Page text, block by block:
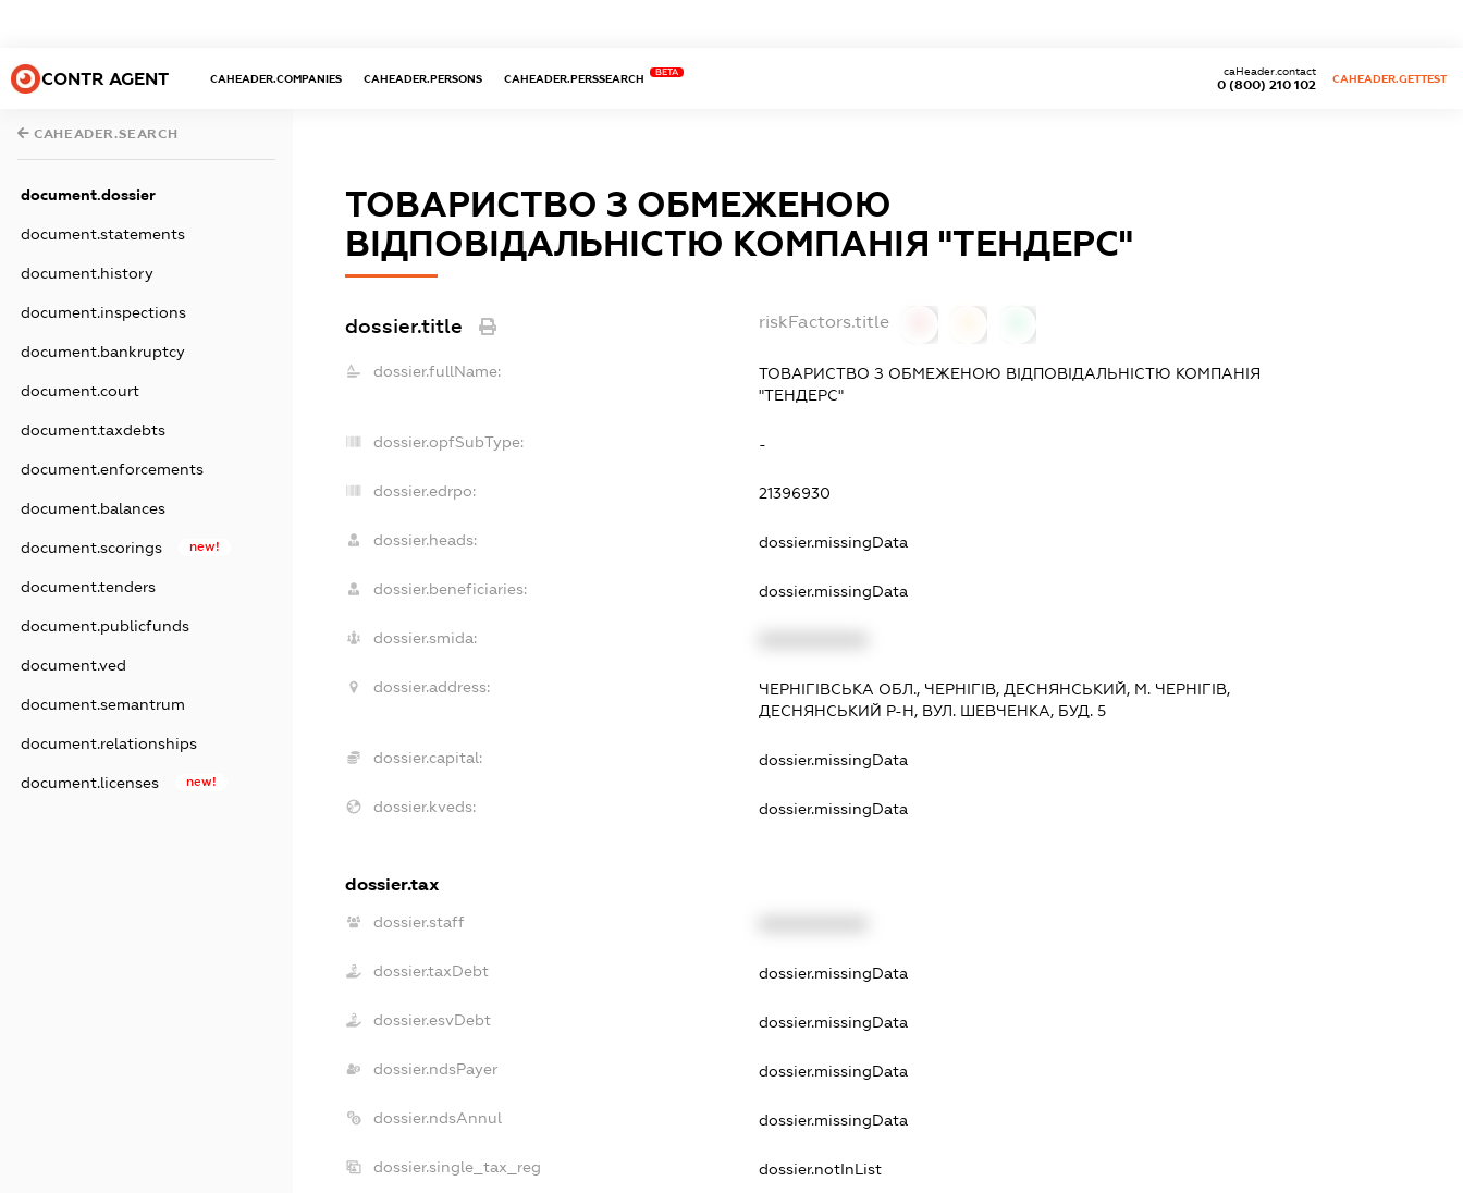
CONTR AGENT CAHEADER.COMPANIES CAHEADER.PERSONS CAHEADER.PERSSEARCH
BETA
0 (800) 210 102
caHeader.contact
CAHEADER.GETTEST
CAHEADER.SEARCH
document.dossier
document.statements
document.history
document.inspections
document.bankruptcy
document.court
document.taxdebts
document.enforcements
document.balances
document.scorings new!
document.tenders
document.publicfunds
document.ved
document.semantrum
document.relationships
document.licenses new!
ТОВАРИСТВО З ОБМЕЖЕНОЮ
ВІДПОВІДАЛЬНІСТЮ КОМПАНІЯ "ТЕНДЕРС"
dossier.title riskFactors.title
dossier.fullName:
ТОВАРИСТВО З ОБМЕЖЕНОЮ ВІДПОВІДАЛЬНІСТЮ КОМПАНІЯ
"ТЕНДЕРС"
dossier.opfSubType: -
dossier.edrpo: 21396930
dossier.heads: dossier.missingData
dossier.beneficiaries: dossier.missingData
dossier.smida:
dossier.address:
ЧЕРНІГІВСЬКА ОБЛ., ЧЕРНІГІВ, ДЕСНЯНСЬКИЙ, М. ЧЕРНІГІВ,
ДЕСНЯНСЬКИЙ Р-Н, ВУЛ. ШЕВЧЕНКА, БУД. 5
dossier.capital: dossier.missingData
dossier.kveds: dossier.missingData
dossier.tax
dossier.staff
dossier.taxDebt dossier.missingData
dossier.esvDebt dossier.missingData
dossier.ndsPayer dossier.missingData
dossier.ndsAnnul dossier.missingData
dossier.single_tax_reg dossier.notInList